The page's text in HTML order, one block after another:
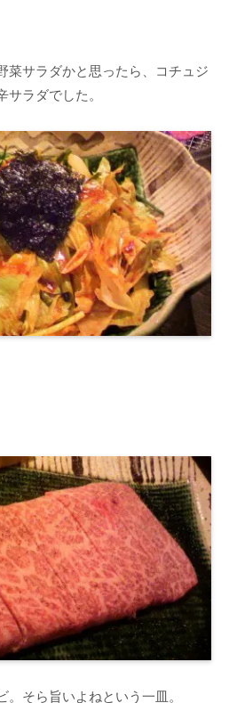
菜サラダかと思ったら、コチュジ
サラダでした。
そら旨いよねという一皿。